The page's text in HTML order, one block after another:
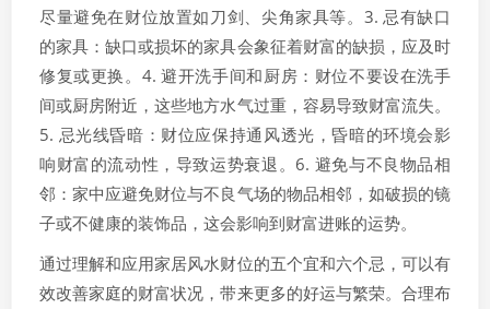
尽量避免在财位放置如刀剑、尖角家具等。3. 忌有缺口
的家具：缺口或损坏的家具会象征着财富的缺损，应及时
修复或更换。4. 避开洗手间和厨房：财位不要设在洗手
间或厨房附近，这些地方水气过重，容易导致财富流失。
5. 忌光线昏暗：财位应保持通风透光，昏暗的环境会影
响财富的流动性，导致运势衰退。6. 避免与不良物品相
邻：家中应避免财位与不良气场的物品相邻，如破损的镜
子或不健康的装饰品，这会影响到财富进账的运势。
通过理解和应用家居风水财位的五个宜和六个忌，可以有
效改善家庭的财富状况，带来更多的好运与繁荣。合理布